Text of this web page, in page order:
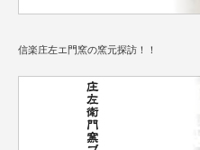
信楽庄左エ門窯の窯元探訪！！